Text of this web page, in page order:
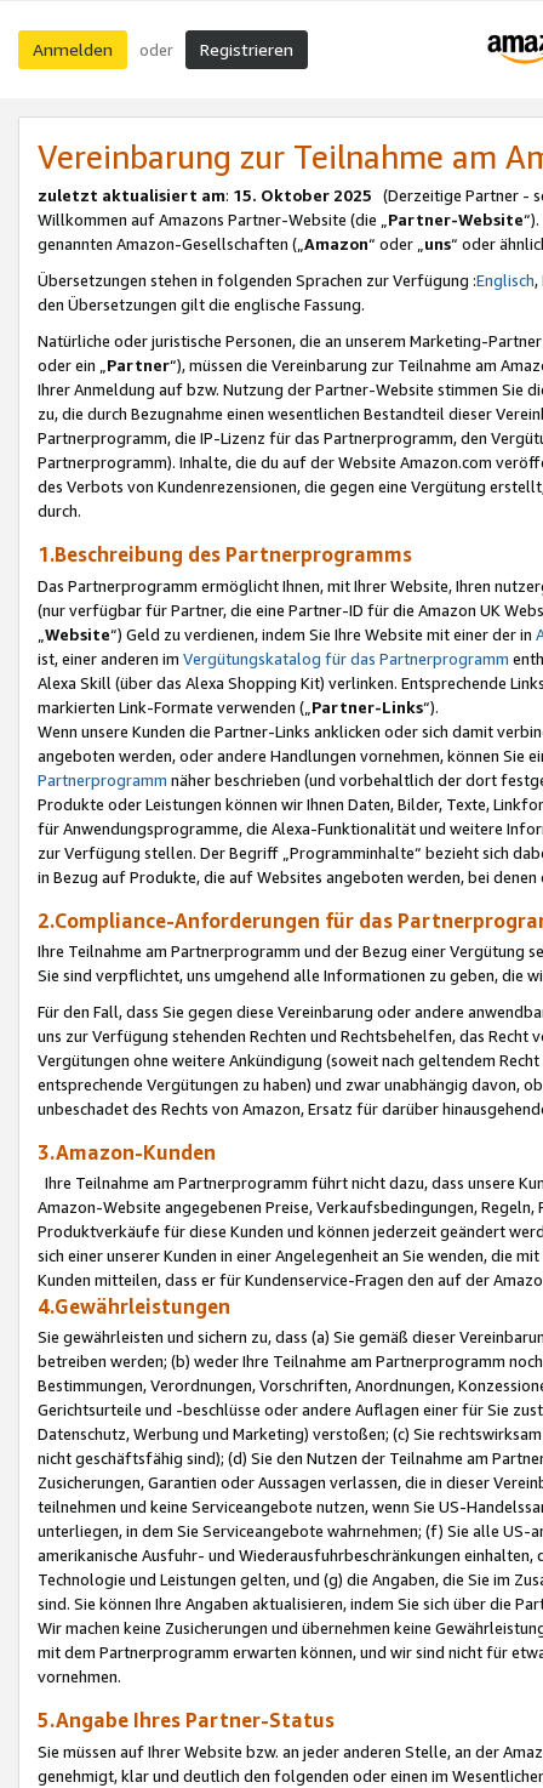
Anmelden oder Registrieren
Vereinbarung zur Teilnahme am
zuletzt aktualisiert am: 15. Oktober 2025 (Derzeitige Partner -
Willkommen auf Amazons Partner-Website (die „Partner-Website
genannten Amazon-Gesellschaften („Amazon“ oder „uns“ oder
Übersetzungen stehen in folgenden Sprachen zur Verfügung :Englisch,
den Übersetzungen gilt die englische Fassung.
Natürliche oder juristische Personen, die an unserem Marketing-
oder ein „Partner“), müssen die Vereinbarung zur Teilnahme am
Ihrer Anmeldung auf bzw. Nutzung der Partner-Website stimmen Sie
zu, die durch Bezugnahme einen wesentlichen Bestandteil dieser
Partnerprogramm, die IP-Lizenz für das Partnerprogramm, den
Partnerprogramm). Inhalte, die du auf der Website Amazon.com
des Verbots von Kundenrezensionen, die gegen eine Vergütung
durch.
1.Beschreibung des Partnerprogramms
Das Partnerprogramm ermöglicht Ihnen, mit Ihrer Website, Ihren
(nur verfügbar für Partner, die eine Partner-ID für die Amazon UK
Website“) Geld zu verdienen, indem Sie Ihre Website mit einer der in
ist, einer anderen im Vergütungskatalog für das Partnerprogramm
Alexa Skill (über das Alexa Shopping Kit) verlinken. Entsprechende
markierten Link-Formate verwenden („ Partner-Links“).
Wenn unsere Kunden die Partner-Links anklicken oder sich damit
angeboten werden, oder andere Handlungen vornehmen, können Sie
Partnerprogramm näher beschrieben (und vorbehaltlich der dort
Produkte oder Leistungen können wir Ihnen Daten, Bilder, Texte,
für Anwendungsprogramme, die Alexa-Funktionalität und weitere
zur Verfügung stellen. Der Begriff „Programminhalte“ bezieht sich
in Bezug auf Produkte, die auf Websites angeboten werden, bei
2.Compliance-Anforderungen für das
Ihre Teilnahme am Partnerprogramm und der Bezug einer Vergütung
Sie sind verpflichtet, uns umgehend alle Informationen zu geben, die
Für den Fall, dass Sie gegen diese Vereinbarung oder andere
uns zur Verfügung stehenden Rechten und Rechtsbehelfen, das
Vergütungen ohne weitere Ankündigung (soweit nach geltendem
entsprechende Vergütungen zu haben) und zwar unabhängig davon,
unbeschadet des Rechts von Amazon, Ersatz für darüber
3.Amazon-Kunden
Ihre Teilnahme am Partnerprogramm führt nicht dazu, dass unsere
Amazon-Website angegebenen Preise, Verkaufsbedingungen,
Produktverkäufe für diese Kunden und können jederzeit geändert
sich einer unserer Kunden in einer Angelegenheit an Sie wenden, die
Kunden mitteilen, dass er für Kundenservice-Fragen den auf der
4.Gewährleistungen
Sie gewährleisten und sichern zu, dass (a) Sie gemäß dieser
betreiben werden; (b) weder Ihre Teilnahme am Partnerprogramm
Bestimmungen, Verordnungen, Vorschriften, Anordnungen,
Gerichtsurteile und -beschlüsse oder andere Auflagen einer für Sie
Datenschutz, Werbung und Marketing) verstoßen; (c) Sie
nicht geschäftsfähig sind); (d) Sie den Nutzen der Teilnahme am
Zusicherungen, Garantien oder Aussagen verlassen, die in dieser
teilnehmen und keine Serviceangebote nutzen, wenn Sie US-
unterliegen, in dem Sie Serviceangebote wahrnehmen; (f) Sie alle
amerikanische Ausfuhr- und Wiederausfuhrbeschränkungen
Technologie und Leistungen gelten, und (g) die Angaben, die Sie im
sind. Sie können Ihre Angaben aktualisieren, indem Sie sich über die
Wir machen keine Zusicherungen und übernehmen keine
mit dem Partnerprogramm erwarten können, und wir sind nicht für
vornehmen.
5.Angabe Ihres Partner-Status
Sie müssen auf Ihrer Website bzw. an jeder anderen Stelle, an der
genehmigt, klar und deutlich den folgenden oder einen im